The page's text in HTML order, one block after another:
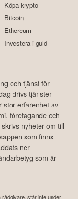
Köpa krypto
Bitcoin
Ethereum
Investera i guld
och tjänst för
drivs tjänsten
stor erfarenhet av
företagande och
nyheter om till
som finns
ner
som är
rådgivare, står inte under